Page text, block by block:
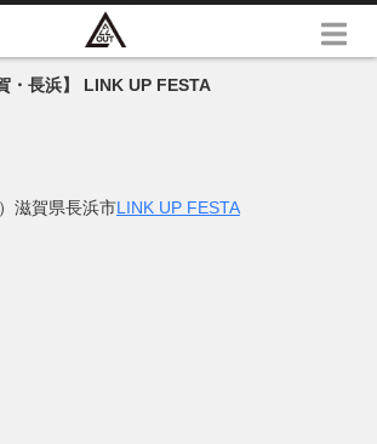
・長浜】 LINK UP FESTA
滋賀県長浜市LINK UP FESTA